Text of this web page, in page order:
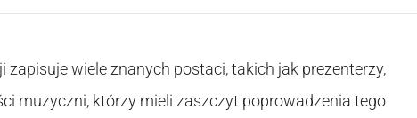
zapisuje wiele znanych postaci, takich jak prezenterzy,
muzyczni, którzy mieli zaszczyt poprowadzenia tego